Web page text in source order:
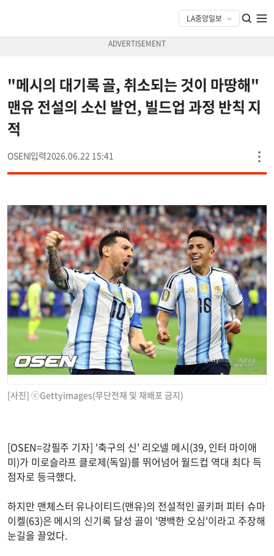
"메시의 대기록 골, 취소되는 것이 마땅해"
맨유 전설의 소신 발언, 빌드업 과정 반칙 지
적
OSEN 2026.06.22 15:41
[사진] ⓒGettyimages(무단전재 및 재배포 금지)
[OSEN=강필주 기자] '축구의 신' 리오넬 메시(39, 인터 마이애
미)가 미로슬라프 클로제(독일)를 뛰어넘어 월드컵 역대 최다 득
점자로 등극했다.
하지만 맨체스터 유나이티드(맨유)의 전설적인 골키퍼 피터 슈마
이켈(63)은 메시의 신기록 달성 골이 '명백한 오심'이라고 주장해
눈길을 끌었다.